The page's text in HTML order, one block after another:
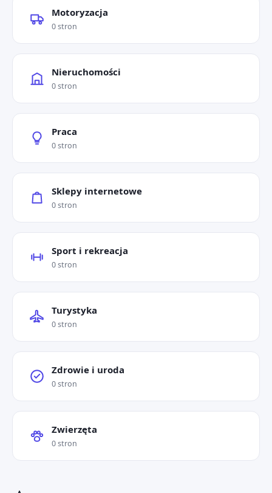
Motoryzacja
0 stron
Nieruchomości
0 stron
Praca
0 stron
Sklepy internetowe
0 stron
Sport i rekreacja
0 stron
Turystyka
0 stron
Zdrowie i uroda
0 stron
Zwierzęta
0 stron